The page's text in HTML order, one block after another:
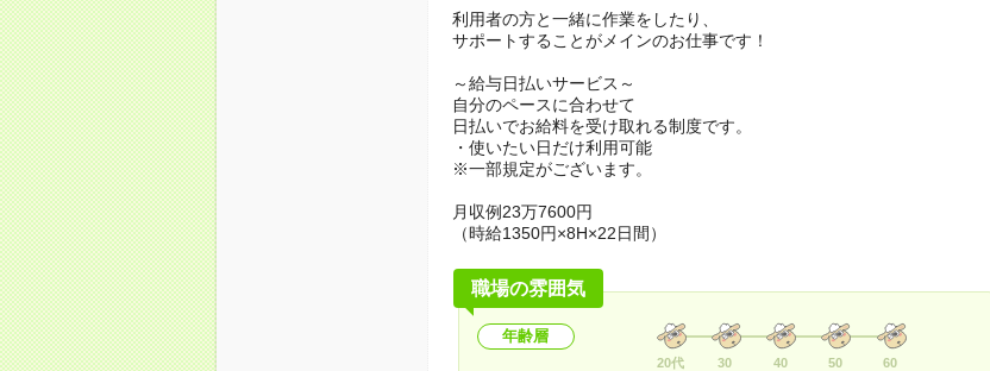
利用者の方と一緒に作業をしたり、
サポートすることがメインのお仕事です！
～給与日払いサービス～
自分のペースに合わせて
日払いでお給料を受け取れる制度です。
・使いたい日だけ利用可能
※一部規定がございます。
月収例23万7600円
（時給1350円×8H×22日間）
職場の雰囲気
年齢層
20代 30 40 50 60